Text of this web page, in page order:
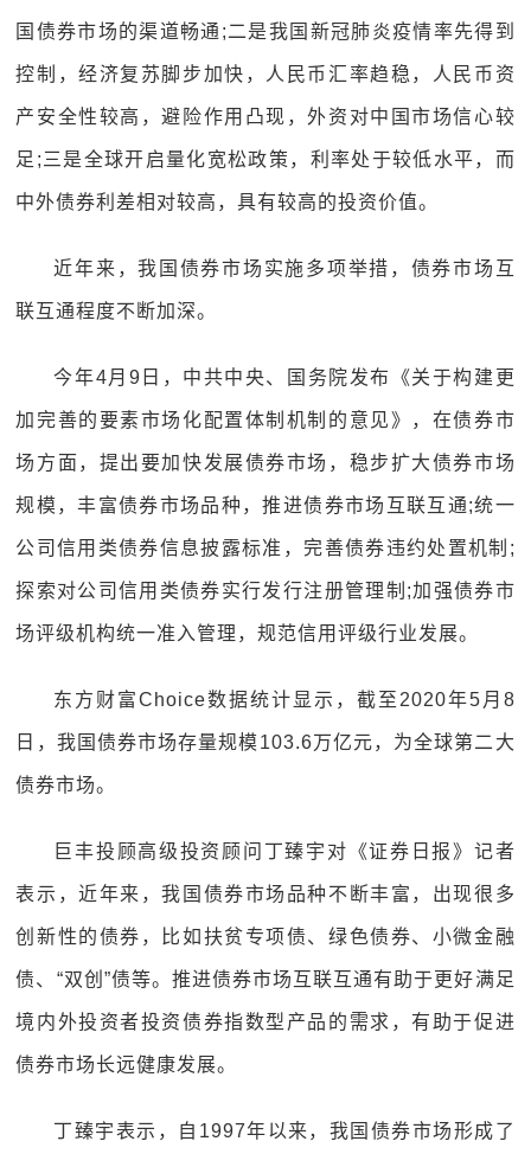
国债券市场的渠道畅通;二是我国新冠肺炎疫情率先得到
控制，经济复苏脚步加快，人民币汇率趋稳，人民币资
产安全性较高，避险作用凸现，外资对中国市场信心较
足;三是全球开启量化宽松政策，利率处于较低水平，而
中外债券利差相对较高，具有较高的投资价值。
近年来，我国债券市场实施多项举措，债券市场互
联互通程度不断加深。
今年4月9日，中共中央、国务院发布《关于构建更
加完善的要素市场化配置体制机制的意见》，在债券市
场方面，提出要加快发展债券市场，稳步扩大债券市场
规模，丰富债券市场品种，推进债券市场互联互通;统一
公司信用类债券信息披露标准，完善债券违约处置机制;
探索对公司信用类债券实行发行注册管理制;加强债券市
场评级机构统一准入管理，规范信用评级行业发展。
东方财富Choice数据统计显示，截至2020年5月8
日，我国债券市场存量规模103.6万亿元，为全球第二大
债券市场。
巨丰投顾高级投资顾问丁臻宇对《证券日报》记者
表示，近年来，我国债券市场品种不断丰富，出现很多
创新性的债券，比如扶贫专项债、绿色债券、小微金融
债、“双创”债等。推进债券市场互联互通有助于更好满足
境内外投资者投资债券指数型产品的需求，有助于促进
债券市场长远健康发展。
丁臻宇表示，自1997年以来，我国债券市场形成了